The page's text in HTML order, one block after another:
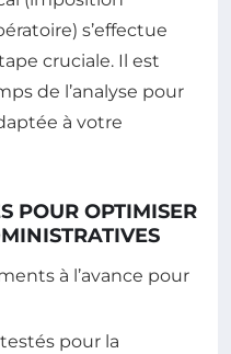
s’effectue
cruciale. Il est
de l’analyse pour
à votre
POUR OPTIMISER
à l’avance pour
pour la